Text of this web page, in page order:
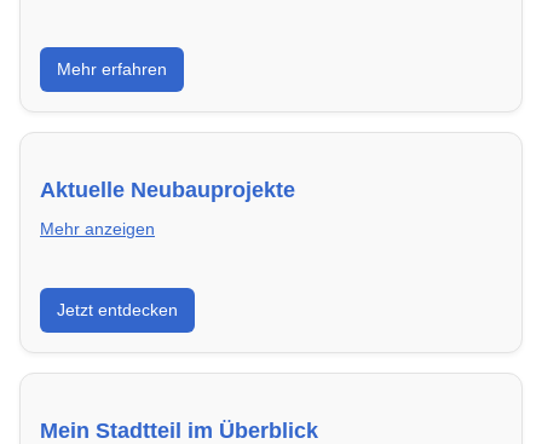
Erfahre, welche Nebenkosten rechtmäßig sind und
wie du deine monatliche Belastung optimieren
kannst.
Mehr erfahren
Aktuelle Neubauprojekte
Mehr anzeigen
Entdecke Neubauprojekte in Hamm – modern,
energieeffizient und sofort bezugsfertig.
Jetzt entdecken
Mein Stadtteil im Überblick